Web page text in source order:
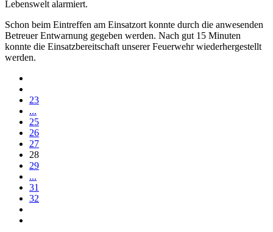
Lebenswelt alarmiert.
Schon beim Eintreffen am Einsatzort konnte durch die anwesenden
Betreuer Entwarnung gegeben werden. Nach gut 15 Minuten
konnte die Einsatzbereitschaft unserer Feuerwehr wiederhergestellt
werden.
23
...
25
26
27
28
29
...
31
32